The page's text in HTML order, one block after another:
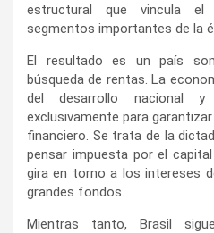
estructural que vincula el
segmentos importantes de la
El resultado es un país
búsqueda de rentas. La
del desarrollo nacional
exclusivamente para
financiero. Se trata de la
pensar impuesta por el
gira en torno a los intereses
grandes fondos.
Mientras tanto, Brasil